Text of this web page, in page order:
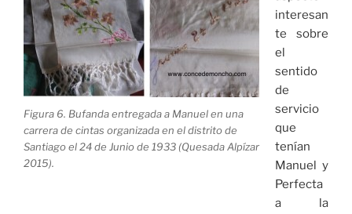
Figura 6. Bufanda entregada a Manuel en una
carrera de cintas organizada en el distrito de
Santiago el 24 de Junio de 1933 (Quesada Alpízar
2015).
interesan
te sobre
el
sentido
de
servicio
que
tenían
Manuel y
Perfecta
a la